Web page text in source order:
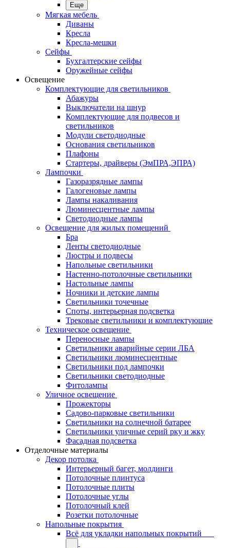
Еще
Мягкая мебель
Диваны
Кресла
Кресла-мешки
Сейфы
Бухгалтерские сейфы
Оружейные сейфы
Освещение
Комплектующие для светильников
Абажуры
Выключатели на шнур
Комплектующие для подвесов и
светильников
Модули светодиодные
Основания светильников
Плафоны
Стартеры, драйверы (ЭмПРА,ЭПРА)
Лампочки
Газоразрядные лампы
Галогеновые лампы
Лампы накаливания
Люминесцентные лампы
Светодиодные лампы
Освещение для жилых помещений
Бра
Ленты светодиодные
Люстры и подвесы
Напольные светильники
Настенно-потолочные светильники
Настольные лампы
Ночники и детские лампы
Светильники точечные
Споты, интерьерная подсветка
Трековые светильники и комплектующие
Техническое освещение
Переносные лампы
Светильники аварийные серии ЛБА
Светильники люминесцентные
Светильники под лампочки
Светильники светодиодные
Фитолампы
Уличное освещение
Прожекторы
Садово-парковые светильники
Светильники на солнечной батарее
Светильники уличные серий рку и жку
Фасадная подсветка
Отделочные материалы
Декор потолка
Интерьерный багет, молдинги
Потолочные плинтуса
Потолочные плиты
Потолочные углы
Потолочный клей
Розетки потолочные
Напольные покрытия
Всё для укладки напольных покрытий